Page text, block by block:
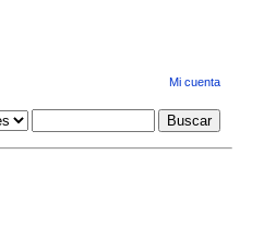
Mi cuenta